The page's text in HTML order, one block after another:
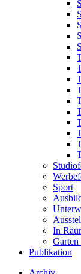
Sport
In
Garten
Publikation